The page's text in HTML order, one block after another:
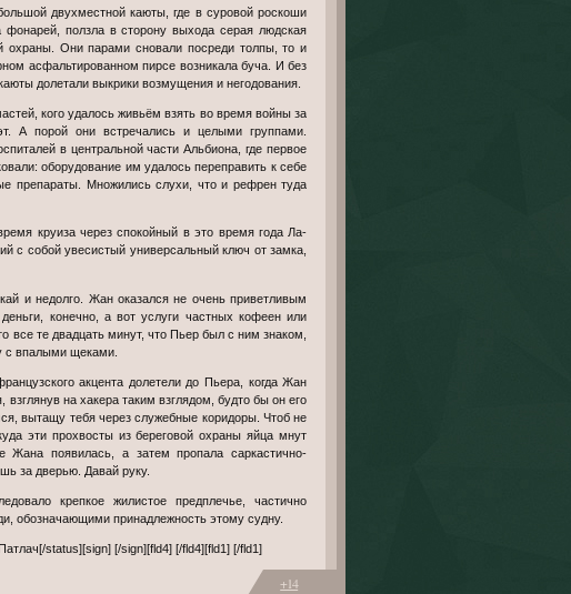
фонарей, ползла в сторону выхода серая людская
охраны. Они парами сновали посреди толпы, то и
асфальтированном пирсе возникала буча. И без
долетали выкрики возмущения и негодования.
А порой они встречались и целыми группами.
в центральной части Альбиона, где первое
оборудование им удалось переправить к себе
препараты. Множились слухи, что и рефрен туда
с собой увесистый универсальный ключ от замка,
конечно, а вот услуги частных кофеен или
все те двадцать минут, что Пьер был с ним знаком,
с впалыми щеками.
на хакера таким взглядом, будто бы он его
вытащу тебя через служебные коридоры. Чтоб не
эти прохвосты из береговой охраны яйца мнут
появилась, а затем пропала саркастично-
за дверью. Давай руку.
обозначающими принадлежность этому судну.
status][sign] [/sign][fld4] [/fld4][fld1] [/fld1]
+14